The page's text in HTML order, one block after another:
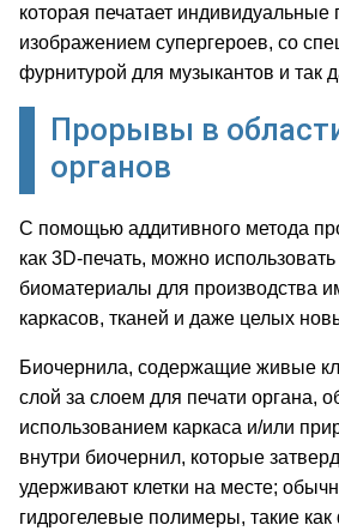
которая печатает индивидуальные
изображением супергероев, со
фурнитурой для музыкантов и так
Прорывы в
органов
С помощью аддитивного метода
как 3D-печать, можно
биоматериалы для производства
каркасов, тканей и даже целых
Биочернила, содержащие живые
слой за слоем для печати органа,
использованием каркаса и/или
внутри биочернил, которые
удерживают клетки на месте;
гидрогелевые полимеры, такие